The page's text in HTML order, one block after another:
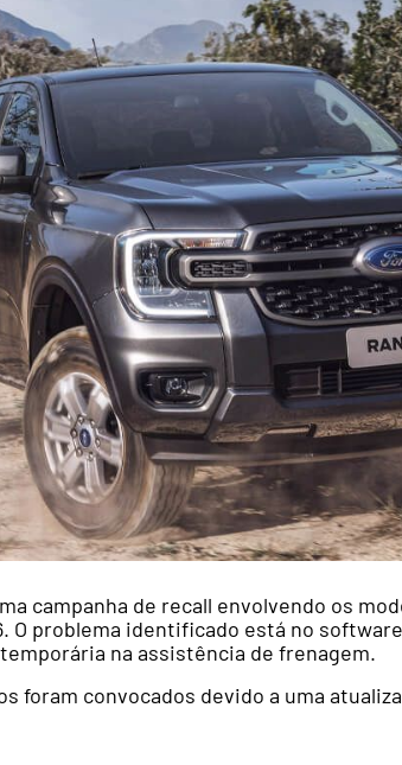
campanha de recall envolvendo os
O problema identificado está no
na assistência de frenagem.
foram convocados devido a uma